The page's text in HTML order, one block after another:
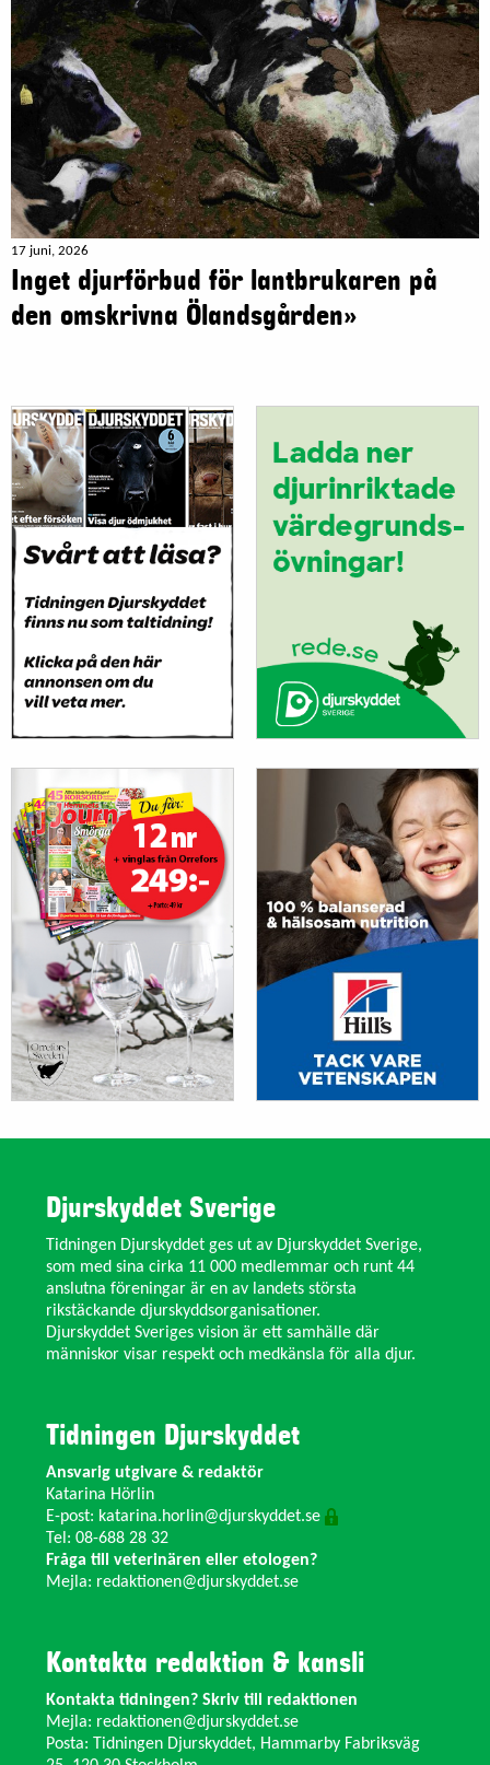
17 juni, 2026
Inget djurförbud för lantbrukaren på
den omskrivna Ölandsgården»
Djurskyddet Sverige
Tidningen Djurskyddet ges ut av Djurskyddet Sverige,
som med sina cirka 11 000 medlemmar och runt 44
anslutna föreningar är en av landets största
rikstäckande djurskyddsorganisationer.
Djurskyddet Sveriges vision är ett samhälle där
människor visar respekt och medkänsla för alla djur.
Tidningen Djurskyddet
Ansvarig utgivare & redaktör
Katarina Hörlin
E-post: katarina.horlin@djurskyddet.se
Tel: 08-688 28 32
Fråga till veterinären eller etologen?
Mejla: redaktionen@djurskyddet.se
Kontakta redaktion & kansli
Kontakta tidningen? Skriv till redaktionen
Mejla: redaktionen@djurskyddet.se
Posta: Tidningen Djurskyddet, Hammarby Fabriksväg